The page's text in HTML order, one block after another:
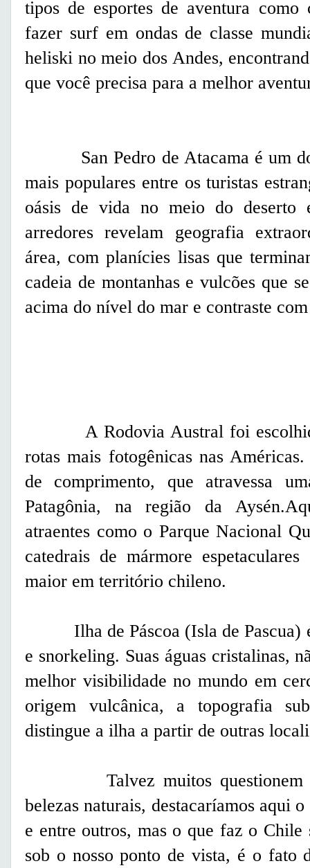
tipos de esportes de aventura
fazer surf em ondas de classe
heliski no meio dos Andes,
que você precisa para a melhor
San Pedro de Atacama é um
mais populares entre os turistas
oásis de vida no meio do deserto
arredores revelam geografia
área, com planícies lisas que
cadeia de montanhas e vulcões que
acima do nível do mar e contraste
A Rodovia Austral foi escolhido
rotas mais fotogênicas nas
de comprimento, que atravessa
Patagônia, na região da
atraentes como o Parque Nacional
catedrais de mármore
maior em território chileno.
Ilha de Páscoa (Isla de Pascua) é
e snorkeling. Suas águas cristalinas,
melhor visibilidade no mundo em
origem vulcânica, a topografia
distingue a ilha a partir de outras
Talvez muitos questionem
belezas naturais, destacaríamos aqui
e entre outros, mas o que faz o Chile
sob o nosso ponto de vista, é o fato